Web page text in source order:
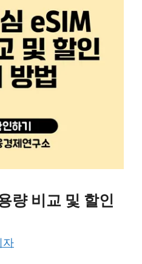
량 비교 및 할인
자